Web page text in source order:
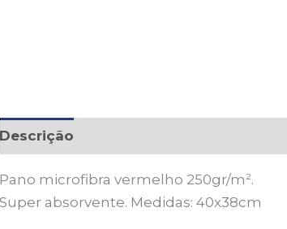
Descrição
Pano microfibra vermelho 250gr/m².
Super absorvente. Medidas: 40x38cm